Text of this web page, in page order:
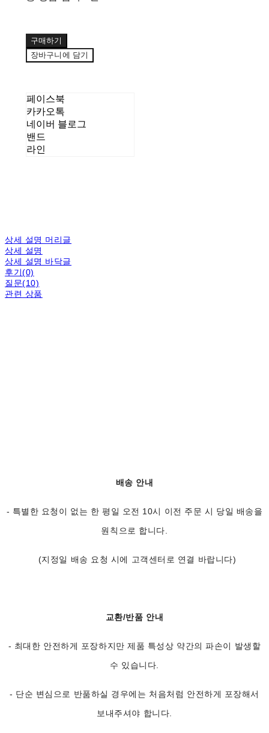
구매하기
장바구니에 담기
페이스북
카카오톡
네이버 블로그
밴드
라인
상세 설명 머리글
상세 설명
상세 설명 바닥글
후기(0)
질문(10)
관련 상품
배송 안내
- 특별한 요청이 없는 한 평일 오전 10시 이전 주문 시 당일 배송을
원칙으로 합니다.
(지정일 배송 요청 시에 고객센터로 연결 바랍니다)
교환/반품 안내
- 최대한 안전하게 포장하지만 제품 특성상 약간의 파손이 발생할
수 있습니다.
- 단순 변심으로 반품하실 경우에는 처음처럼 안전하게 포장해서
보내주셔야 합니다.